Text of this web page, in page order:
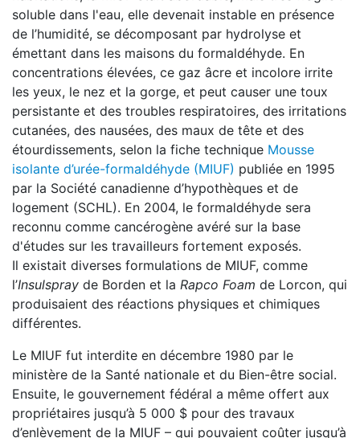
soluble dans l'eau, elle devenait instable en présence
de l’humidité, se décomposant par hydrolyse et
émettant dans les maisons du formaldéhyde. En
concentrations élevées, ce gaz âcre et incolore irrite
les yeux, le nez et la gorge, et peut causer une toux
persistante et des troubles respiratoires, des irritations
cutanées, des nausées, des maux de tête et des
étourdissements, selon la fiche technique Mousse
isolante d’urée-formaldéhyde (MIUF) publiée en 1995
par la Société canadienne d’hypothèques et de
logement (SCHL). En 2004, le formaldéhyde sera
reconnu comme cancérogène avéré sur la base
d'études sur les travailleurs fortement exposés.
Il existait diverses formulations de MIUF, comme
l’Insulspray de Borden et la Rapco Foam de Lorcon, qui
produisaient des réactions physiques et chimiques
différentes.
Le MIUF fut interdite en décembre 1980 par le
ministère de la Santé nationale et du Bien-être social.
Ensuite, le gouvernement fédéral a même offert aux
propriétaires jusqu’à 5 000 $ pour des travaux
d’enlèvement de la MIUF – qui pouvaient coûter jusqu’à